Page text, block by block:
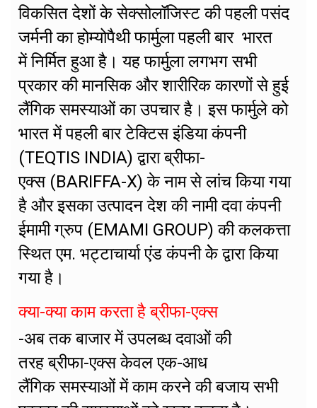
विकसित देशों के सेक्सोलॉजिस्ट की पहली पसंद
जर्मनी का होम्योपैथी फार्मुला पहली बार भारत
में निर्मित हुआ है। यह फार्मुला लगभग सभी
प्रकार की मानसिक और शारीरिक कारणों से हुई
लैंगिक समस्याओं का उपचार है। इस फार्मुले को
भारत में पहली बार टेक्टिस इंडिया कंपनी
(TEQTIS INDIA) द्वारा ब्रीफा-
एक्स (BARIFFA-X) के नाम से लांच किया गया
है और इसका उत्पादन देश की नामी दवा कंपनी
ईमामी ग्रुप (EMAMI GROUP) की कलकत्ता
स्थित एम. भट्टाचार्या एंड कंपनी केे द्वारा किया
गया है।
क्या-क्या काम करता है ब्रीफा-एक्स
-अब तक बाजार में उपलब्ध दवाओं की
तरह ब्रीफा-एक्स केवल एक-आध
लैंगिक समस्याओं में काम करने की बजाय सभी